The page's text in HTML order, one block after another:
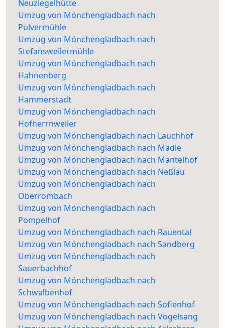
Neuziegelhütte
Umzug von Mönchengladbach nach
Pulvermühle
Umzug von Mönchengladbach nach
Stefansweilermühle
Umzug von Mönchengladbach nach
Hahnenberg
Umzug von Mönchengladbach nach
Hammerstadt
Umzug von Mönchengladbach nach
Hofherrnweiler
Umzug von Mönchengladbach nach Lauchhof
Umzug von Mönchengladbach nach Mädle
Umzug von Mönchengladbach nach Mantelhof
Umzug von Mönchengladbach nach Neßlau
Umzug von Mönchengladbach nach
Oberrombach
Umzug von Mönchengladbach nach
Pompelhof
Umzug von Mönchengladbach nach Rauental
Umzug von Mönchengladbach nach Sandberg
Umzug von Mönchengladbach nach
Sauerbachhof
Umzug von Mönchengladbach nach
Schwalbenhof
Umzug von Mönchengladbach nach Sofienhof
Umzug von Mönchengladbach nach Vogelsang